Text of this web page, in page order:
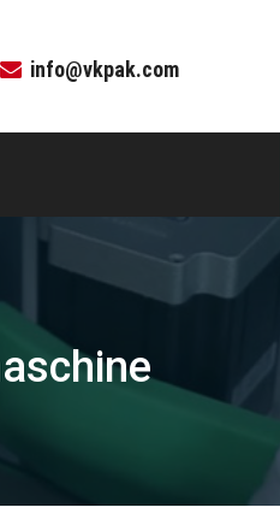
info@vkpak.com